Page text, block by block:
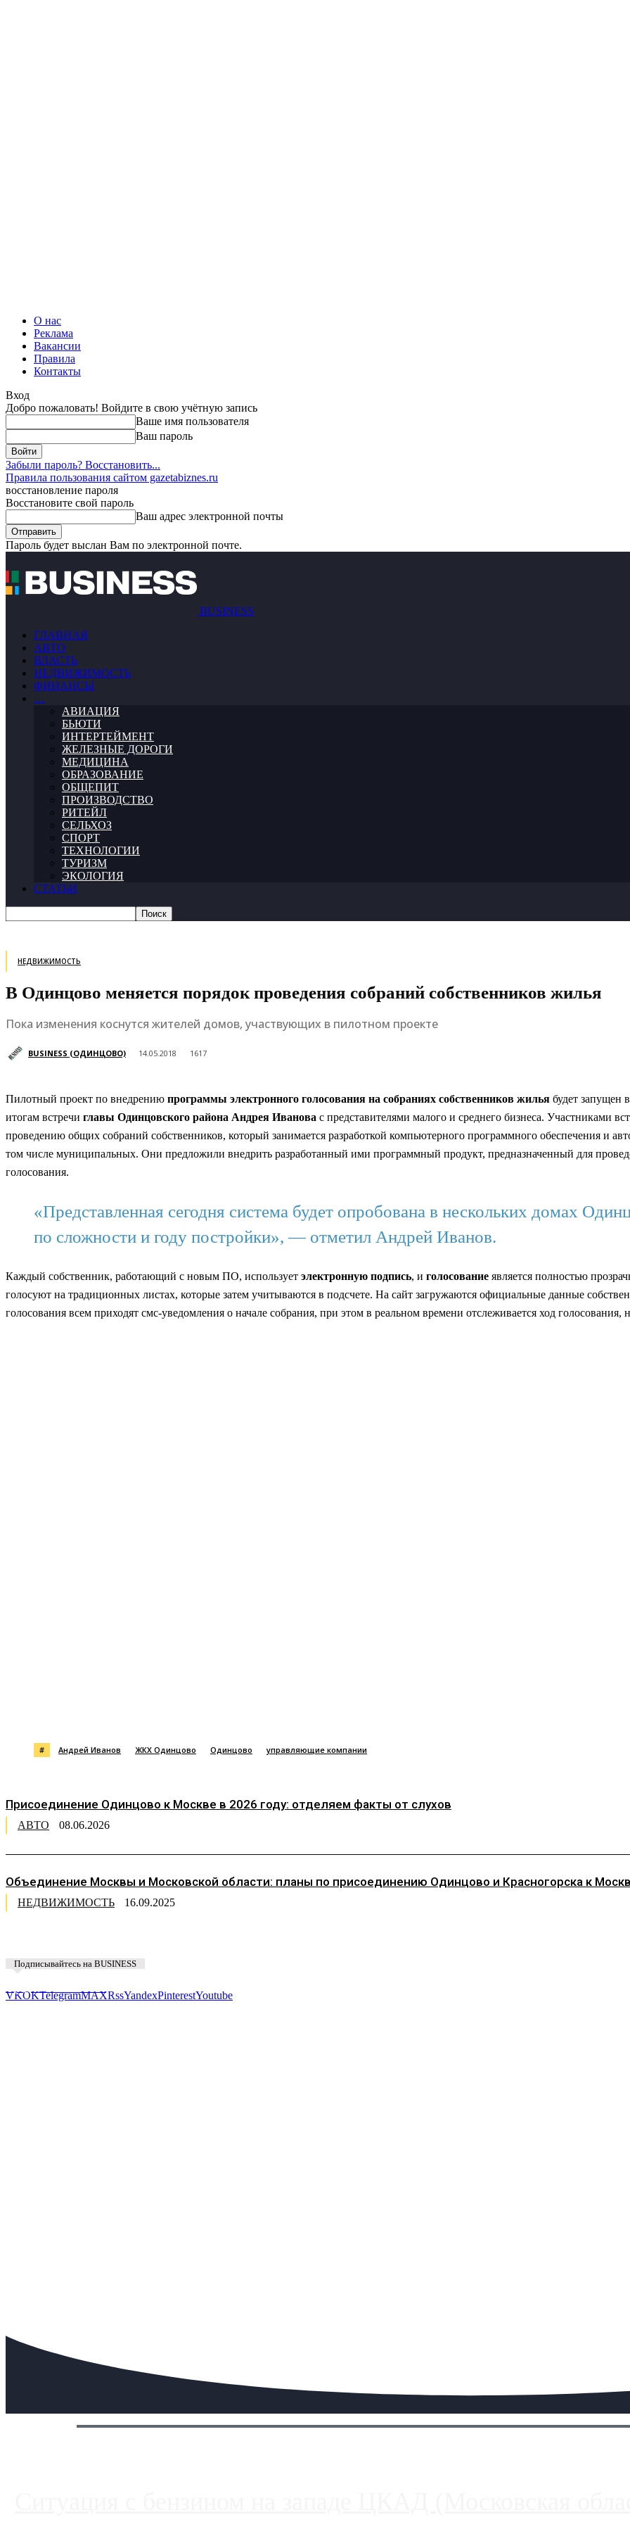
О нас
Реклама
Вакансии
Правила
Контакты
Вход
Добро пожаловать! Войдите в свою учётную запись
Ваше имя пользователя
Ваш пароль
Забыли пароль? Восстановить...
Правила пользования сайтом gazetabiznes.ru
восстановление пароля
Восстановите свой пароль
Ваш адрес электронной почты
Пароль будет выслан Вам по электронной почте.
BUSINESS
ГЛАВНАЯ
АВТО
ВЛАСТЬ
НЕДВИЖИМОСТЬ
ФИНАНСЫ
…
АВИАЦИЯ
БЬЮТИ
ИНТЕРТЕЙМЕНТ
ЖЕЛЕЗНЫЕ ДОРОГИ
МЕДИЦИНА
ОБРАЗОВАНИЕ
ОБЩЕПИТ
ПРОИЗВОДСТВО
РИТЕЙЛ
СЕЛЬХОЗ
СПОРТ
ТЕХНОЛОГИИ
ТУРИЗМ
ЭКОЛОГИЯ
СТАТЬИ
НЕДВИЖИМОСТЬ
В Одинцово меняется порядок проведения собраний собственников жилья
Пока изменения коснутся жителей домов, участвующих в пилотном проекте
BUSINESS (ОДИНЦОВО) 14.05.2018 1617
Пилотный проект по внедрению программы электронного голосования на собраниях собственников жилья будет запущен
итогам встречи главы Одинцовского района Андрея Иванова с представителями малого и среднего бизнеса. Участниками
проведению общих собраний собственников, который занимается разработкой компьютерного программного обеспечения и
том числе муниципальных. Они предложили внедрить разработанный ими программный продукт, предназначенный для
голосования.
«Представленная сегодня система будет опробована в нескольких домах
по сложности и году постройки», — отметил Андрей Иванов.
Каждый собственник, работающий с новым ПО, использует электронную подпись, и голосование является полностью
голосуют на традиционных листах, которые затем учитываются в подсчете. На сайт загружаются официальные данные
голосования всем приходят смс-уведомления о начале собрания, при этом в реальном времени отслеживается ход
# Андрей Иванов ЖКХ Одинцово Одинцово управляющие компании
Присоединение Одинцово к Москве в 2026 году: отделяем факты от слухов
АВТО 08.06.2026
Объединение Москвы и Московской области: планы по присоединению Одинцово и Красногорска к
НЕДВИЖИМОСТЬ 16.09.2025
Подписывайтесь на BUSINESS
VKOKTelegramMAXRssYandexPinterestYoutube